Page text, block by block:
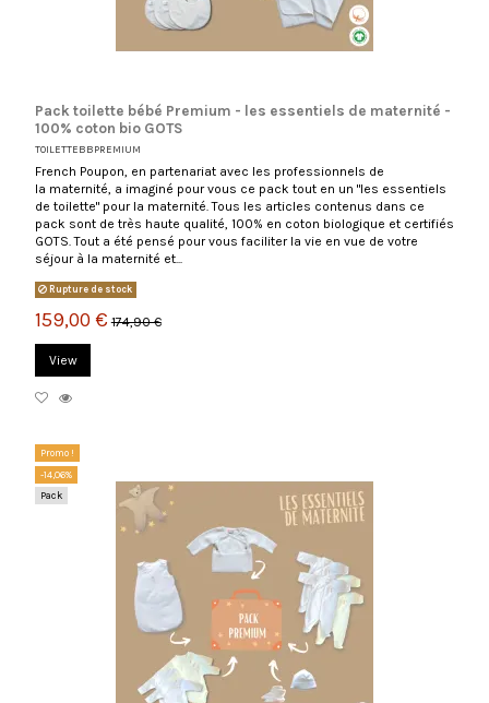
Pack toilette bébé Premium - les essentiels de maternité -
100% coton bio GOTS
TOILETTEBBPREMIUM
French Poupon, en partenariat avec les professionnels de
la maternité, a imaginé pour vous ce pack tout en un "les essentiels
de toilette" pour la maternité. Tous les articles contenus dans ce
pack sont de très haute qualité, 100% en coton biologique et certifiés
GOTS. Tout a été pensé pour vous faciliter la vie en vue de votre
séjour à la maternité et...
Rupture de stock
159,00 € 174,90 €
View
Promo !
-14,06%
Pack